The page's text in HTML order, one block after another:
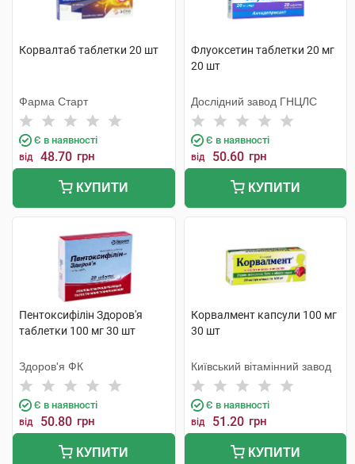
Корвалтаб таблетки 20 шт
Фарма Старт
Є в наявності
від 48.70 грн
КУПИТИ
Флуоксетин таблетки 20 мг
20 шт
Дослідний завод ГНЦЛС
Є в наявності
від 50.60 грн
КУПИТИ
Пентоксифілін Здоров'я
таблетки 100 мг 30 шт
Здоров'я ФК
Є в наявності
від 50.80 грн
КУПИТИ
Корвалмент капсули 100 мг
30 шт
Київський вітамінний завод
Є в наявності
від 51.20 грн
КУПИТИ